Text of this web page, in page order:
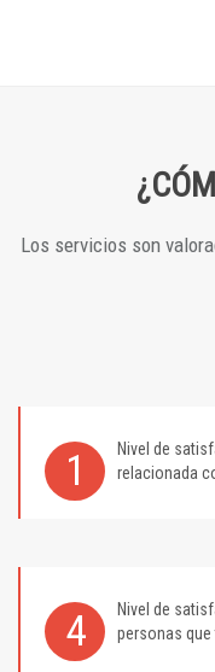
Los servicios son
1 Nivel de
relacionada
4 Nivel de
personas